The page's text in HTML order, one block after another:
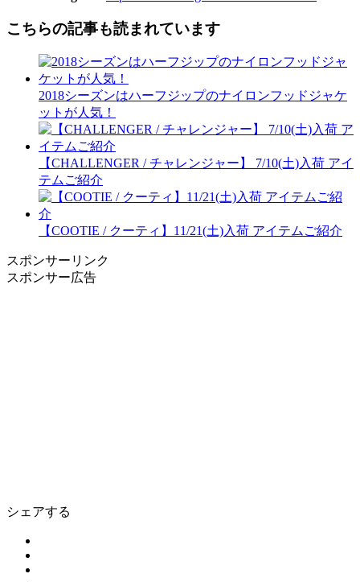
こちらの記事も読まれています
2018シーズンはハーフジップのナイロンフッドジャケ
ットが人気！
【CHALLENGER / チャレンジャー】 7/10(土)入荷 アイ
テムご紹介
【COOTIE / クーティ】11/21(土)入荷 アイテムご紹介
スポンサーリンク
スポンサー広告
シェアする